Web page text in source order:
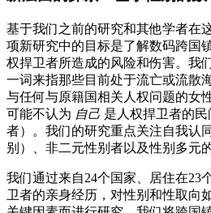
基于我们之前的研究和其他学者在
项新研究中的目标是了解数码跨国
权捍卫者所造成的风险和伤害。我
一词来指那些目前处于流亡或流散
与任何与原籍国相关人权问题的女
可能不认为 自己 是人权捍卫者的
者）。我们的研究重点关注自我认
别）、非二元性别者以及性别多元
我们通过来自24个国家、居住在23
卫者的亲身经历，对性别和性取向